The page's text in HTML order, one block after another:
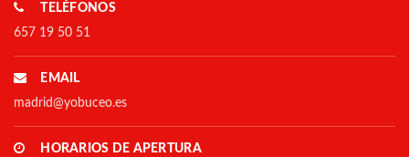
TELÉFONOS
657 19 50 51
EMAIL
madrid@yobuceo.es
HORARIOS DE APERTURA